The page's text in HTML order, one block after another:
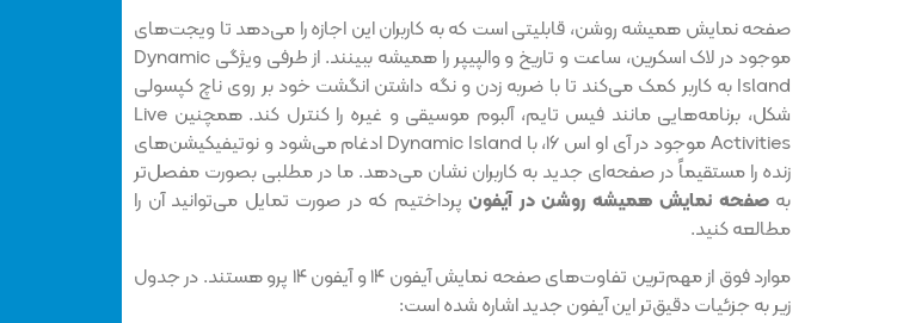
صفحه نمایش همیشه روشن، قابلیتی است که به کاربران این اجازه را می‌دهد تا ویجت‌های
موجود در لاک اسکرین، ساعت و تاریخ و والپیپر را همیشه ببینند. از طرفی ویژگی Dynamic
Island به کاربر کمک می‌کند تا با ضربه زدن و نگه داشتن انگشت خود بر روی ناچ کپسولی
شکل، برنامه‌هایی مانند فیس تایم، آلبوم موسیقی و غیره را کنترل کند. همچنین Live
Activities موجود در آی او اس ۱۶، با Dynamic Island ادغام می‌شود و نوتیفیکیشن‌های
زنده را مستقیماً در صفحه‌ای جدید به کاربران نشان می‌دهد. ما در مطلبی بصورت مفصل‌تر
بهصفحه نمایش همیشه روشن در آیفون پرداختیم که در صورت تمایل می‌توانید آن را
مطالعه کنید.
موارد فوق از مهم‌ترین تفاوت‌های صفحه نمایش آیفون ۱۴ و آیفون ۱۴ پرو هستند. در جدول
زیر به جزئیات دقیق‌تر این آیفون جدید اشاره شده است: